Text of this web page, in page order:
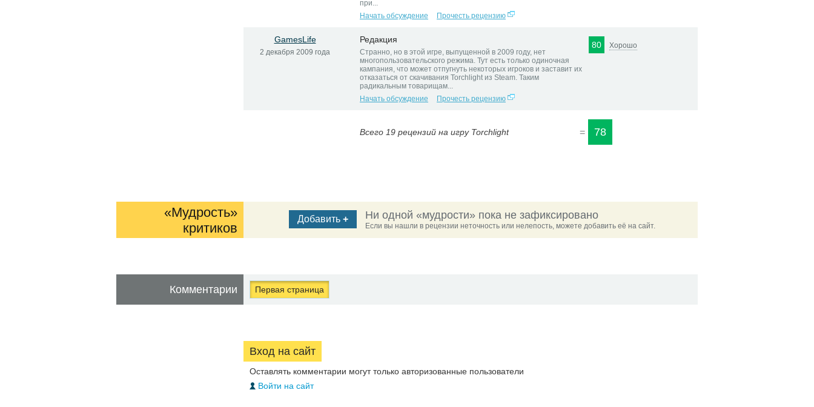
при...
Начать обсуждение
Прочесть рецензию
GamesLife
2 декабря 2009 года
Редакция
Странно, но в этой игре, выпущенной в 2009 году, нет
многопользовательского режима. Тут есть только одиночная
кампания, что может отпугнуть некоторых игроков и заставит их
отказаться от скачивания Torchlight из Steam. Таким
радикальным товарищам...
Начать обсуждение
Прочесть рецензию
80 Хорошо
= 78
Всего 19 рецензий на игру Torchlight
«Мудрость»
критиков
Добавить + Ни одной «мудрости» пока не зафиксировано
Если вы нашли в рецензии неточность или нелепость, можете добавить её на сайт.
Комментарии Первая страница
Вход на сайт
Оставлять комментарии могут только авторизованные пользователи
Войти на сайт